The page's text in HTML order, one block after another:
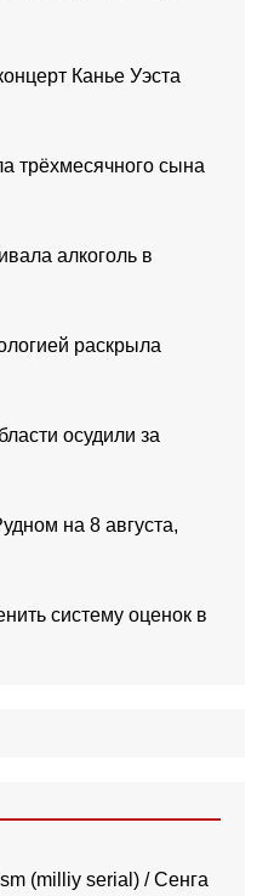
Канье Уэста
трёхмесячного сына
алкоголь в
раскрыла
осудили за
на 8 августа,
систему оценок в
(milliy serial) / Сенга